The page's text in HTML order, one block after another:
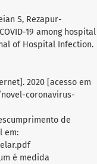
S, Rezapur-
19 among hospital
of Hospital Infection.
2020 [acesso em
coronavirus-
de
em:
é medida